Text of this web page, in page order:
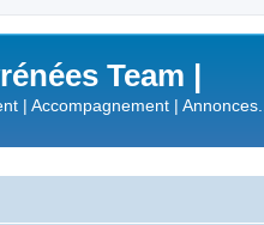
Team |
| Accompagnement | Annonces...